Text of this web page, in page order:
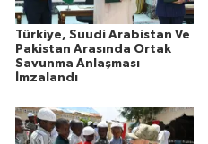
Türkiye, Suudi Arabistan Ve
Pakistan Arasında Ortak
Savunma Anlaşması
İmzalandı